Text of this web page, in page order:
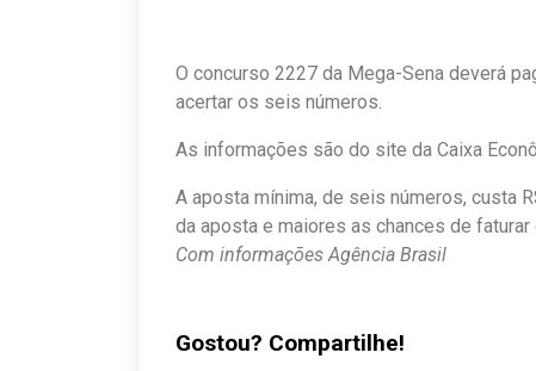
O concurso 2227 da Mega-Sena deverá
acertar os seis números.
As informações são do site da Caixa
A aposta mínima, de seis números, custa
da aposta e maiores as chances de faturar
Com informações Agência Brasil
Gostou? Compartilhe!